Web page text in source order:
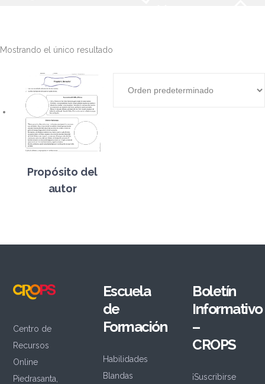
Mostrando el único resultado
Propósito del
autor
Centro de
Recursos
Online
Piedrasanta,
Escuela
de
Formación
Habilidades
Blandas
Boletín
Informativo
–
CROPS
¡Suscribirse